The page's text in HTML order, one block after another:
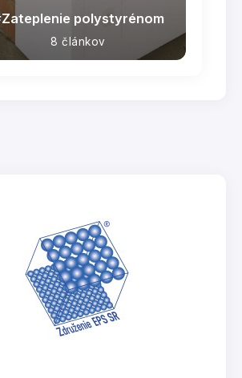
Zateplenie polystyrénom
8 článkov